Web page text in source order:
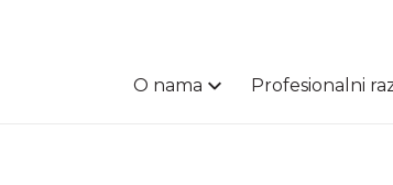
O nama Profesionalni